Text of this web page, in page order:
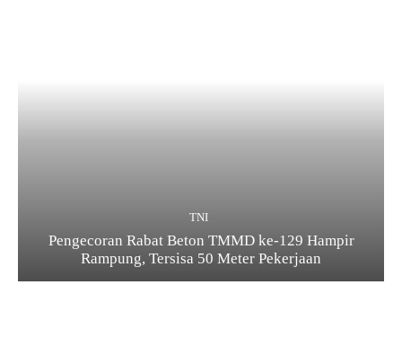
TNI
Pengecoran Rabat Beton TMMD ke-129 Hampir
Rampung, Tersisa 50 Meter Pekerjaan